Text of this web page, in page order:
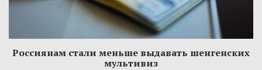
Россиянам стали меньше выдавать шенгенских
мультивиз